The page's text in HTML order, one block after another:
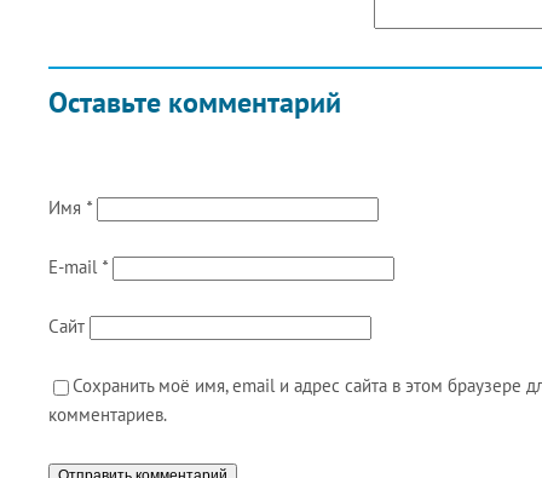
Оставьте комментарий
Имя *
E-mail *
Сайт
Сохранить моё имя, email и адрес сайта в этом браузере
комментариев.